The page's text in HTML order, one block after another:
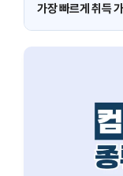
가장 빠르게 취득